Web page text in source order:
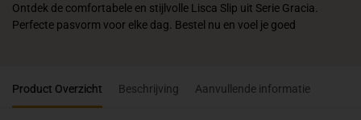
Ontdek de comfortabele en stijlvolle Lisca Slip uit Serie Gracia.
Perfecte pasvorm voor elke dag. Bestel nu en voel je goed
Product Overzicht Beschrijving Aanvullende informatie